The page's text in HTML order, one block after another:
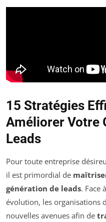
15 Stratégies
Améliorer Votre
Leads
Pour toute entreprise
il est primordial de
génération de leads. Face
évolution, les organisations
nouvelles avenues afin de